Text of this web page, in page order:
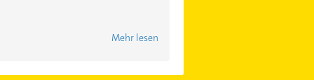
Mehr lesen